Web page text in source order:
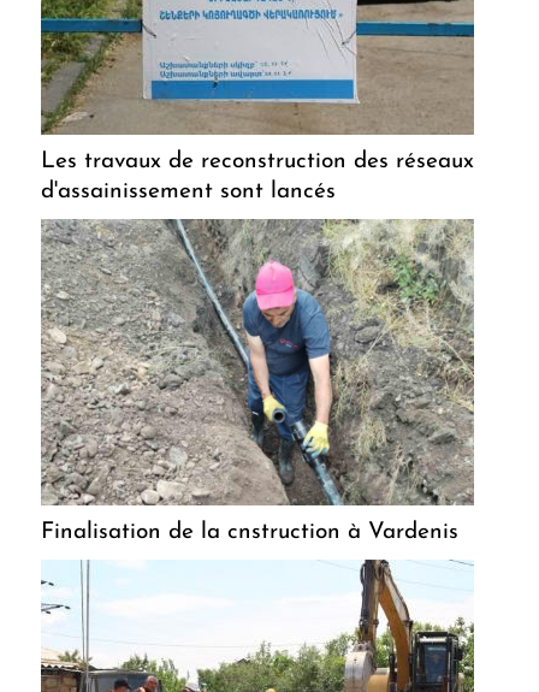
Les travaux de reconstruction des réseaux
d'assainissement sont lancés
Finalisation de la cnstruction à Vardenis